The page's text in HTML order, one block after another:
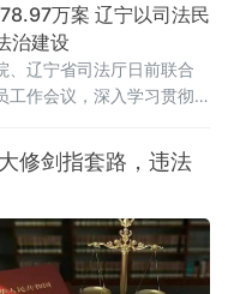
万案 辽宁以司法民
治建设
、辽宁省司法厅日前联合
工作会议，深入学习贯彻
陪审员制度落地实施以来
前工作推进中的重点问
更高水平平安辽宁、法治
司法民主动能。会议第一
常委、政法委书记郑艺对
修剑指套路，违法